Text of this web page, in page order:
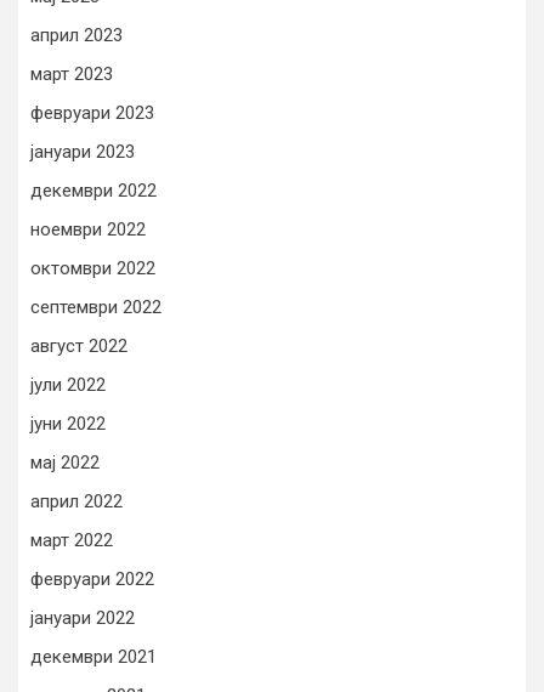
април 2023
март 2023
февруари 2023
јануари 2023
декември 2022
ноември 2022
октомври 2022
септември 2022
август 2022
јули 2022
јуни 2022
мај 2022
април 2022
март 2022
февруари 2022
јануари 2022
декември 2021